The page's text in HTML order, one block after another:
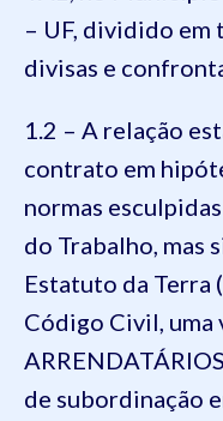
– UF, dividido em
divisas e
1.2 – A relação
contrato em
normas
do Trabalho, mas
Estatuto da Terra
Código Civil, uma
de subordinação